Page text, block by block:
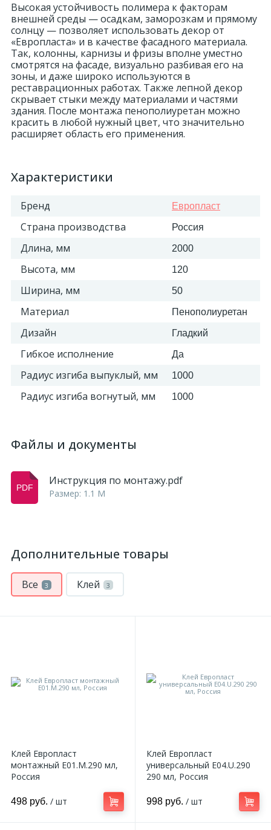
Высокая устойчивость полимера к факторам
внешней среды — осадкам, заморозкам и прямому
солнцу — позволяет использовать декор от
«Европласта» и в качестве фасадного материала.
Так, колонны, карнизы и фризы вполне уместно
смотрятся на фасаде, визуально разбивая его на
зоны, и даже широко используются в
реставрационных работах. Также лепной декор
скрывает стыки между материалами и частями
здания. После монтажа пенополиуретан можно
красить в любой нужный цвет, что значительно
расширяет область его применения.
Характеристики
Бренд Европласт
Страна производства Россия
Длина, мм 2000
Высота, мм 120
Ширина, мм 50
Материал Пенополиуретан
Дизайн Гладкий
Гибкое исполнение Да
Радиус изгиба выпуклый, мм 1000
Радиус изгиба вогнутый, мм 1000
Файлы и документы
Инструкция по монтажу.pdf
Размер: 1.1 M
Дополнительные товары
Все 3 Клей 3
Клей Европласт
монтажный E01.M.290 мл,
Россия
498 руб. / шт
Клей Европласт
универсальный E04.U.290
290 мл, Россия
998 руб. / шт